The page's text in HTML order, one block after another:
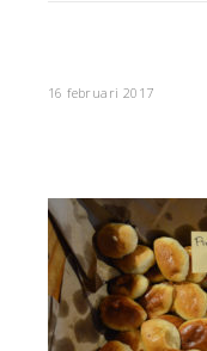
16 februari 2017